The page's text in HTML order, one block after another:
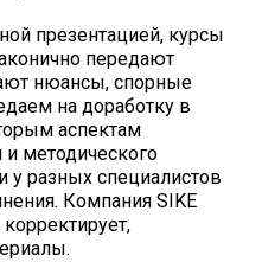
презентацией, курсы
передают
нюансы, спорные
на доработку в
аспектам
и методического
у разных специалистов
Компания SIKE